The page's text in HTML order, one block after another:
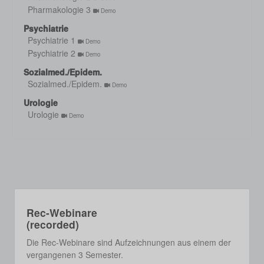
Pharmakologie 3 Demo
Psychiatrie
Psychiatrie 1
Demo
Psychiatrie 2 Demo
Sozialmed./Epidem.
Sozialmed./Epidem.
Demo
Urologie
Urologie
Demo
Rec-Webinare
(recorded)
Die Rec-Webinare sind Aufzeichnungen aus einem der
vergangenen 3 Semester.